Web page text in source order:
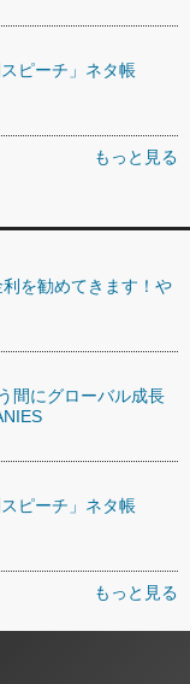
ピーチ」ネタ帳
もっと見る
を勧めてきます！や
間にグローバル成長
ピーチ」ネタ帳
もっと見る